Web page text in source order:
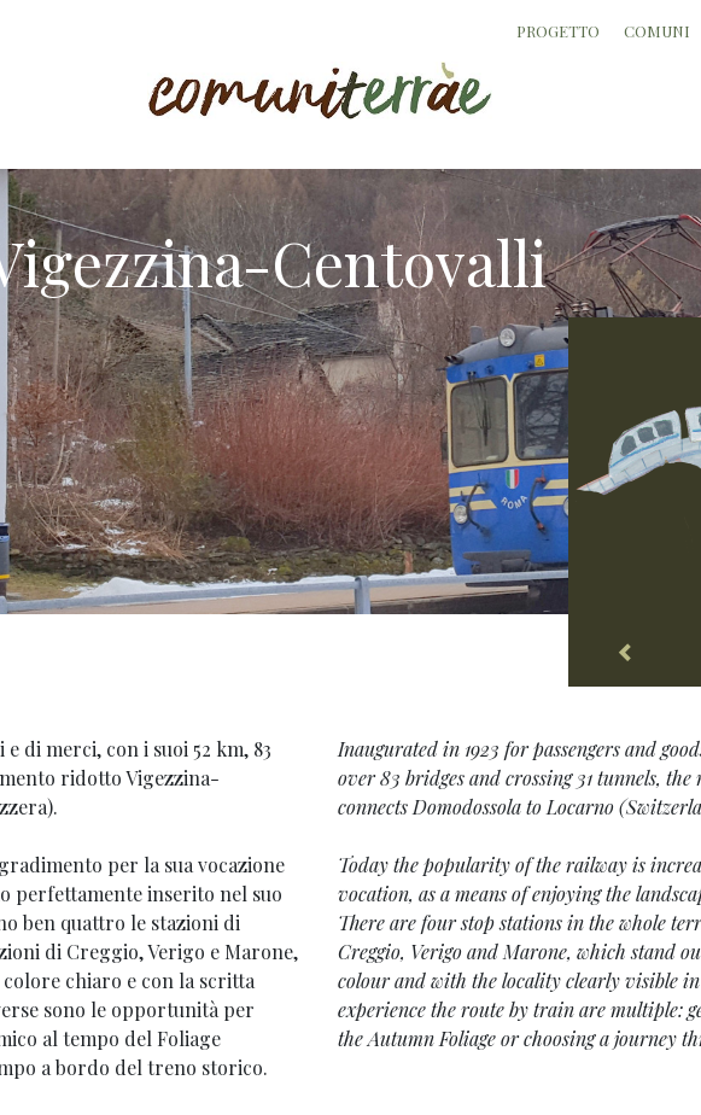
PROGETTO COMUNI
Centovalli
di merci, con i suoi 52 km, 83
ridotto Vigezzina-
per la sua vocazione
perfettamente inserito nel suo
ben quattro le stazioni di
di Creggio, Verigo e Marone,
chiaro e con la scritta
sono le opportunità per
al tempo del Foliage
a bordo del treno storico.
Inaugurated in 1923 for passengers and
over 83 bridges and crossing 31 tunnels,
connects Domodossola to Locarno
Today the popularity of the railway is
vocation, as a means of enjoying the
There are four stop stations in the whole
Creggio, Verigo and Marone, which stand
colour and with the locality clearly visible
experience the route by train are multiple:
the Autumn Foliage or choosing a journey